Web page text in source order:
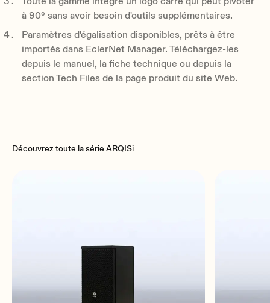
à 90º sans avoir besoin d'outils supplémentaires.
Paramètres d'égalisation disponibles, prêts à être
importés dans EclerNet Manager. Téléchargez-les
depuis le manuel, la fiche technique ou depuis la
section Tech Files de la page produit du site Web.
Découvrez toute la série ARQISi